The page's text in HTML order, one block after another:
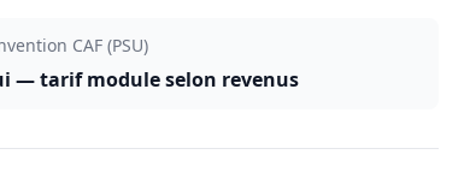
CAF (PSU)
— tarif module selon revenus